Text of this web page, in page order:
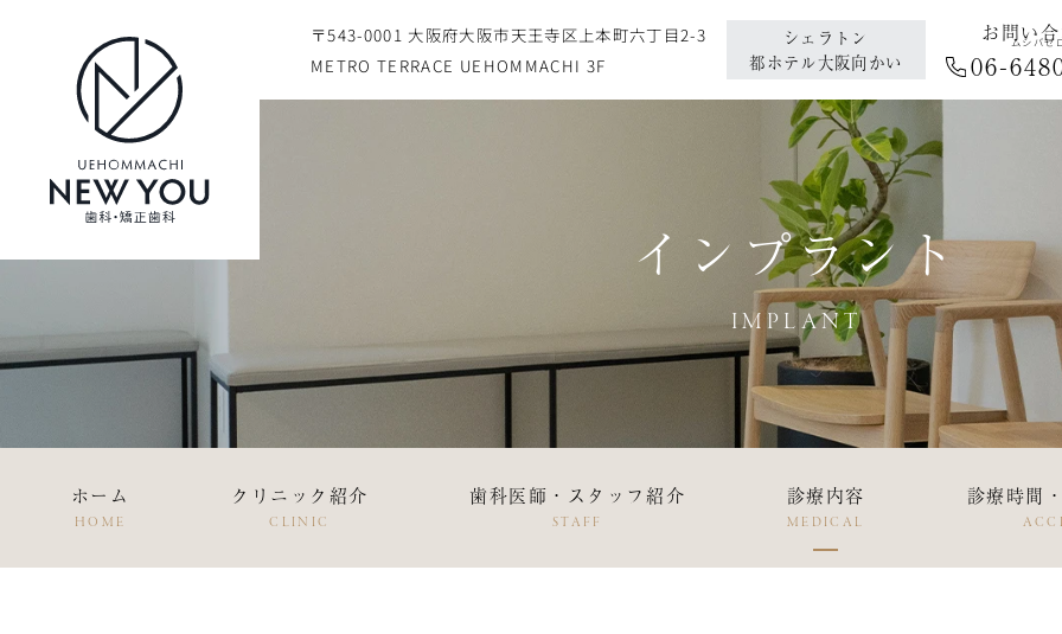
〒543-0001 大阪府大阪市天王寺区上本町六丁目2-3
METRO TERRACE UEHOMMACHI 3F
シェラトン
都ホテル大阪向かい
お問い
06-
ムシバゼ
インプラント
IMPLANT
ホーム
HOME
クリニック紹介
CLINIC
歯科医師・スタッフ紹介
STAFF
診療内容
MEDICAL
診療時間